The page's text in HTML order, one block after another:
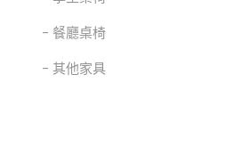
餐廳桌椅
其他家具